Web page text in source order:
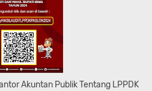
Akuntan Publik Tentang LPPDK